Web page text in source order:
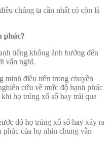
chúng ta cần nhất có còn là
phúc?
tiếng không ảnh hưởng đến
vẫn nghĩ.
minh điều trên trong chuyên
cứu về mức độ hạnh phúc
họ trúng xổ số hay trải qua
đó họ trúng xổ số hay xảy ra
của họ nhìn chung vẫn